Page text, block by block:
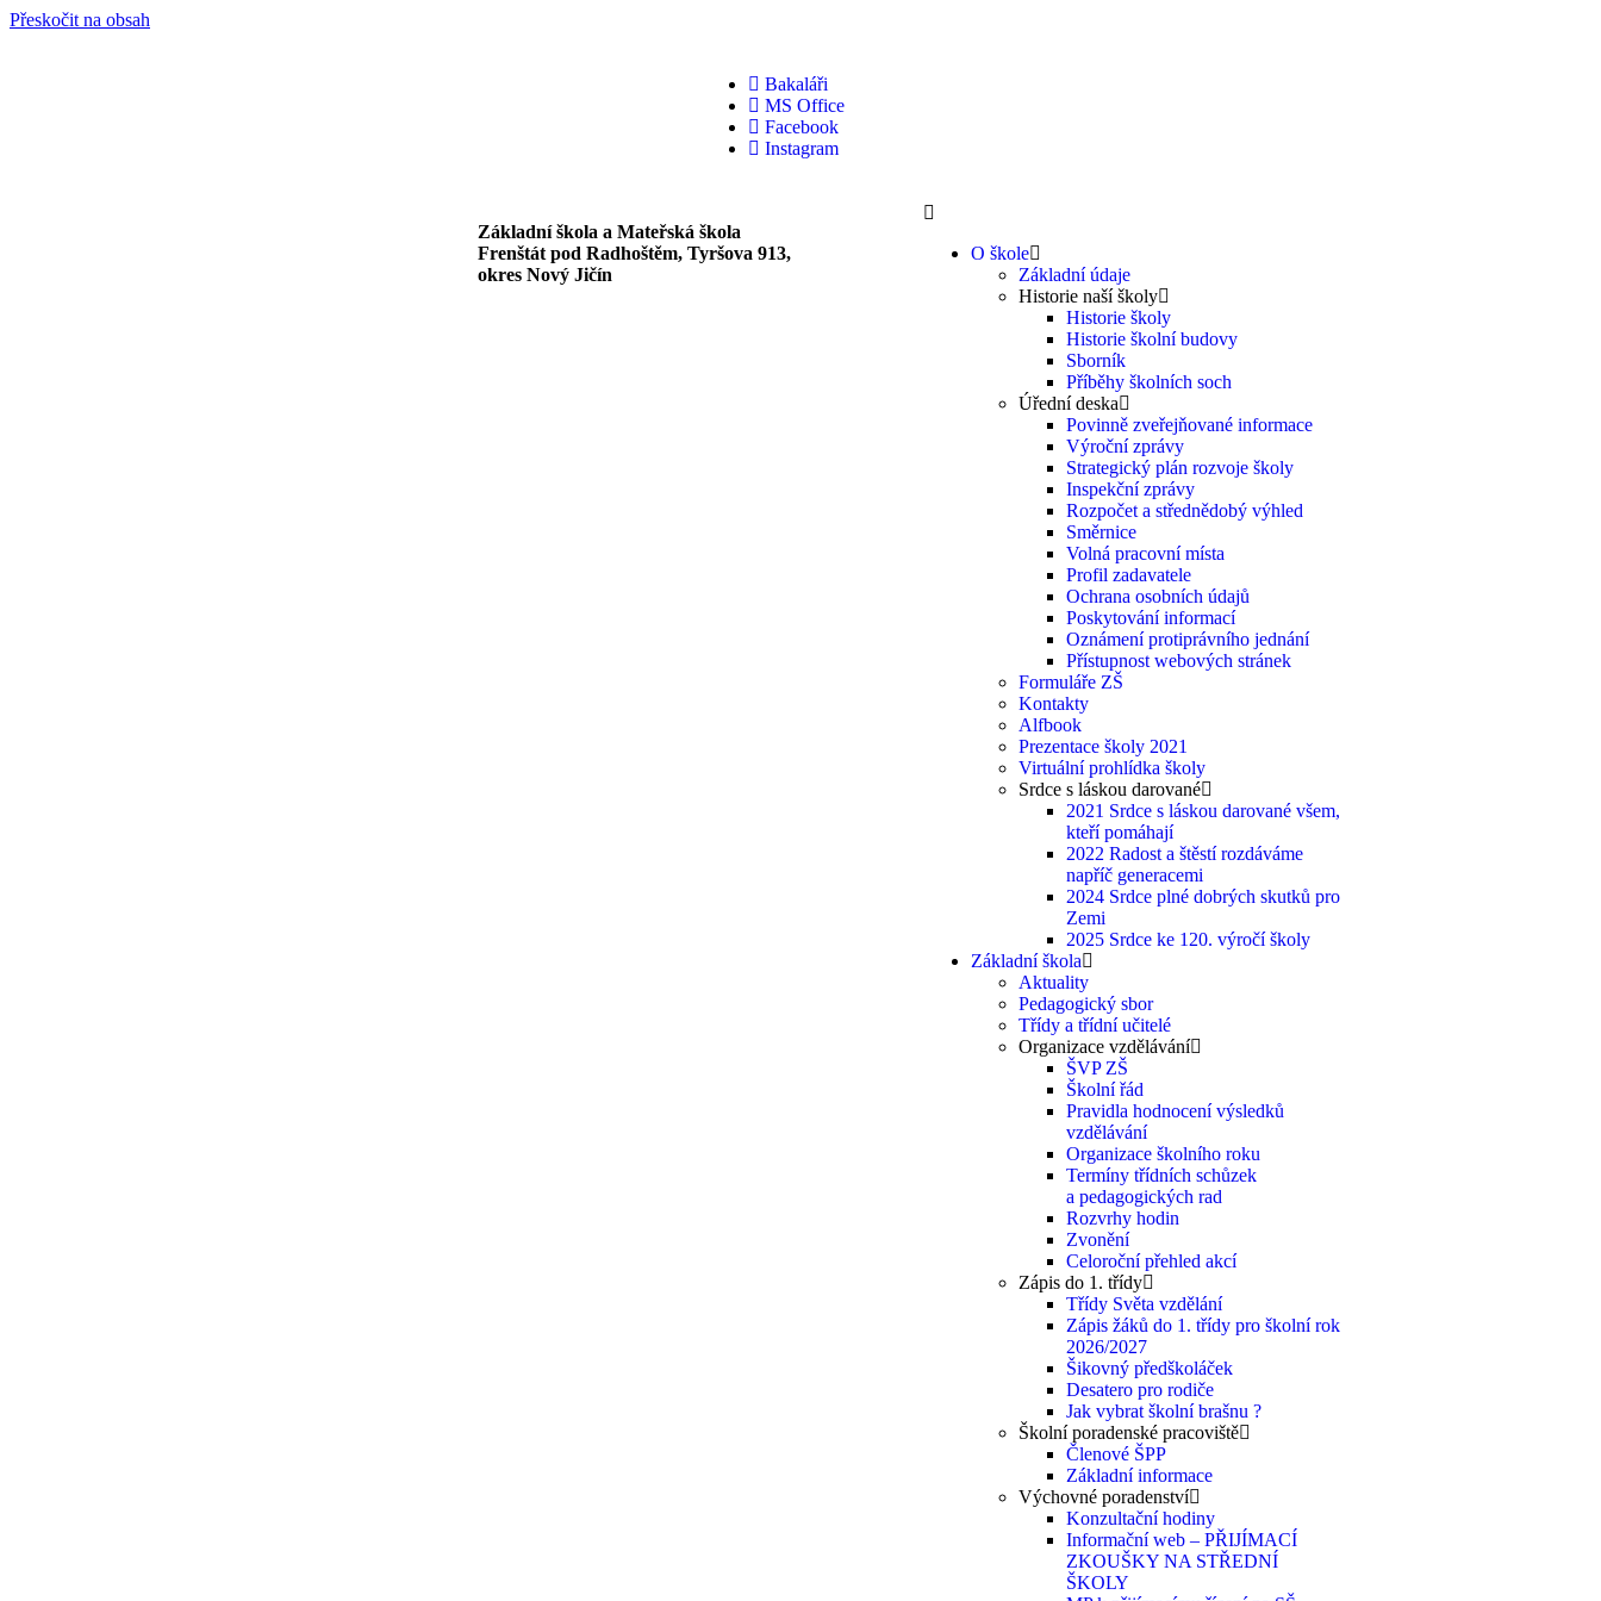
Přeskočit na obsah
Bakaláři
MS Office
Facebook
Instagram
Základní škola a Mateřská škola
Frenštát pod Radhoštěm, Tyršova 913,
okres Nový Jičín
O škole
Základní údaje
Historie naší školy
Historie školy
Historie školní budovy
Sborník
Příběhy školních soch
Úřední deska
Povinně zveřejňované informace
Výroční zprávy
Strategický plán rozvoje školy
Inspekční zprávy
Rozpočet a střednědobý výhled
Směrnice
Volná pracovní místa
Profil zadavatele
Ochrana osobních údajů
Poskytování informací
Oznámení protiprávního jednání
Přístupnost webových stránek
Formuláře ZŠ
Kontakty
Alfbook
Prezentace školy 2021
Virtuální prohlídka školy
Srdce s láskou darované
2021 Srdce s láskou darované všem,
kteří pomáhají
2022 Radost a štěstí rozdáváme
napříč generacemi
2024 Srdce plné dobrých skutků pro
Zemi
2025 Srdce ke 120. výročí školy
Základní škola
Aktuality
Pedagogický sbor
Třídy a třídní učitelé
Organizace vzdělávání
ŠVP ZŠ
Školní řád
Pravidla hodnocení výsledků
vzdělávání
Organizace školního roku
Termíny třídních schůzek
a pedagogických rad
Rozvrhy hodin
Zvonění
Celoroční přehled akcí
Zápis do 1. třídy
Třídy Světa vzdělání
Zápis žáků do 1. třídy pro školní rok
2026/2027
Šikovný předškoláček
Desatero pro rodiče
Jak vybrat školní brašnu ?
Školní poradenské pracoviště
Členové ŠPP
Základní informace
Výchovné poradenství
Konzultační hodiny
Informační web – PŘIJÍMACÍ
ZKOUŠKY NA STŘEDNÍ
ŠKOLY